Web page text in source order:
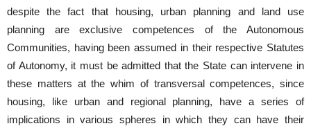
despite the fact that housing, urban planning and land use
planning are exclusive competences of the Autonomous
Communities, having been assumed in their respective Statutes
of Autonomy, it must be admitted that the State can intervene in
these matters at the whim of transversal competences, since
housing, like urban and regional planning, have a series of
implications in various spheres in which they can have their